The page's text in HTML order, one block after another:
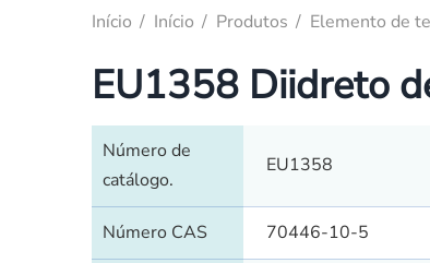
Início Início Produtos Elemento de
EU1358 Diidreto
Número de
catálogo.
EU1358
Número CAS 70446-10-5